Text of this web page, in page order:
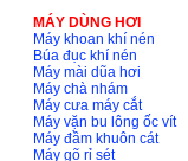
MÁY DÙNG HƠI
Máy khoan khí nén
Búa đục khí nén
Máy mài dũa hơi
Máy chà nhám
Máy cưa máy cắt
Máy vặn bu lông ốc vít
Máy đầm khuôn cát
Máy gõ rỉ sét